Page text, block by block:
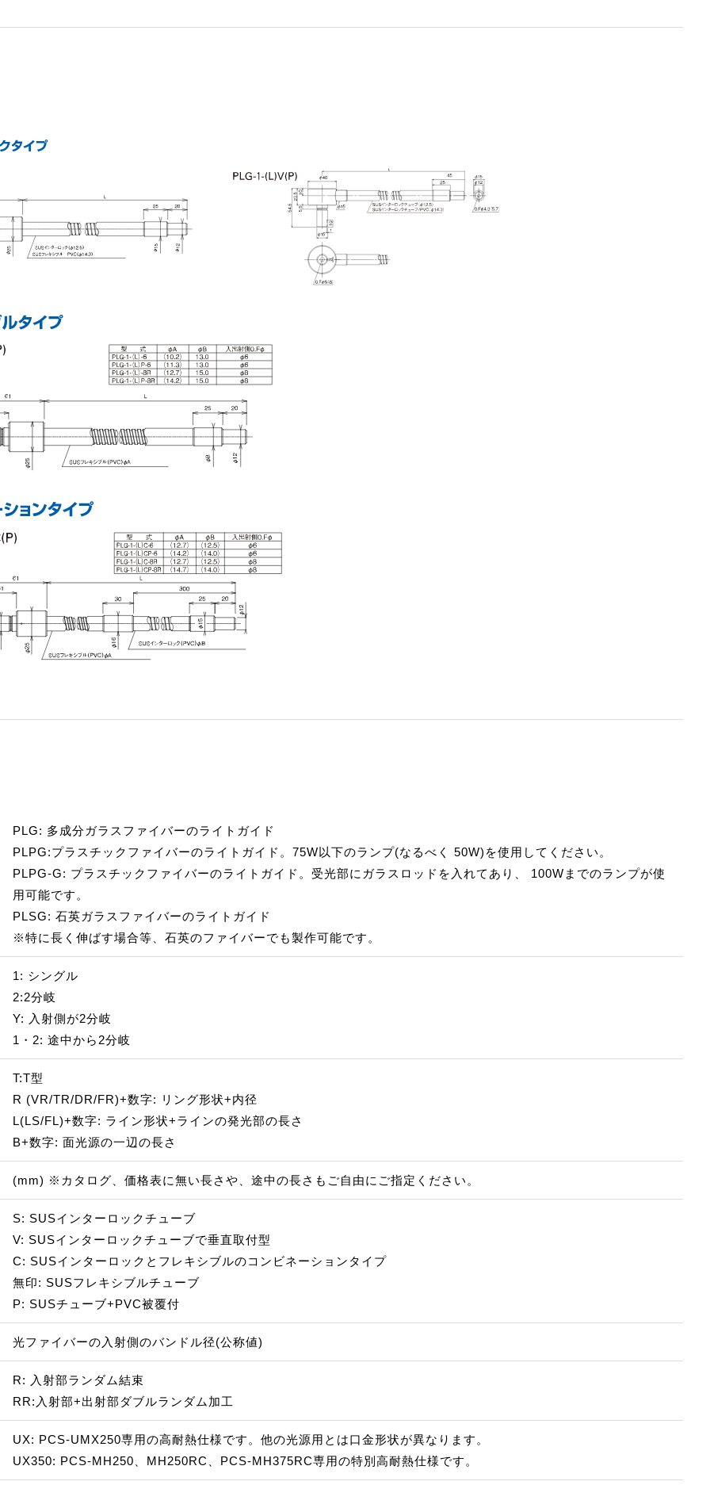
PLG: 多成分ガラスファイバーのライトガイド
PLPG:プラスチックファイバーのライトガイド。75W以下のランプ(なるべく 50W)を使用してください。
PLPG-G: プラスチックファイバーのライトガイド。受光部にガラスロッドを入れてあり、 100Wまでのランプが使
用可能です。
PLSG: 石英ガラスファイバーのライトガイド
※特に長く伸ばす場合等、石英のファイバーでも製作可能です。
1: シングル
2:2分岐
Y: 入射側が2分岐
1・2: 途中から2分岐
T:T型
R (VR/TR/DR/FR)+数字: リング形状+内径
L(LS/FL)+数字: ライン形状+ラインの発光部の長さ
B+数字: 面光源の一辺の長さ
(mm) ※カタログ、価格表に無い長さや、途中の長さもご自由にご指定ください。
S: SUSインターロックチューブ
V: SUSインターロックチューブで垂直取付型
C: SUSインターロックとフレキシブルのコンビネーションタイプ
無印: SUSフレキシブルチューブ
P: SUSチューブ+PVC被覆付
光ファイバーの入射側のバンドル径(公称値)
R: 入射部ランダム結束
RR:入射部+出射部ダブルランダム加工
UX: PCS-UMX250専用の高耐熱仕様です。他の光源用とは口金形状が異なります。
UX350: PCS-MH250、MH250RC、PCS-MH375RC専用の特別高耐熱仕様です。